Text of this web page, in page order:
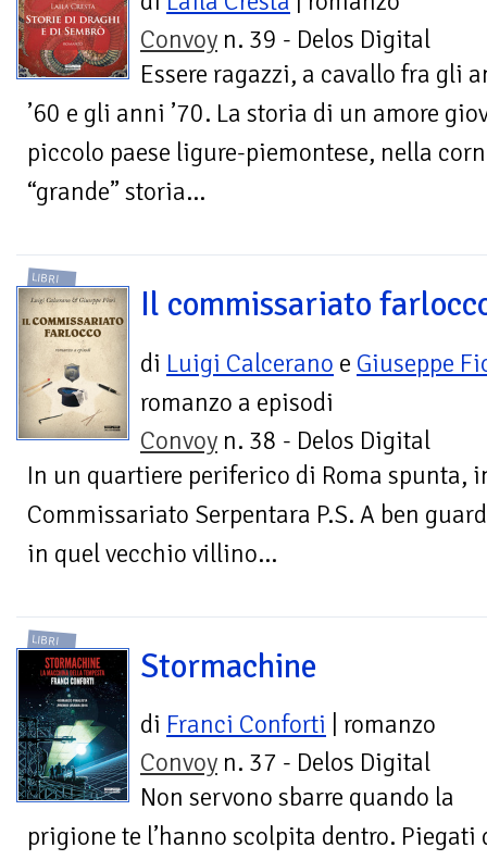
Convoy n. 39 - Delos Digital
Essere ragazzi, a cavallo fra gli
’60 e gli anni ’70. La storia di un amore
piccolo paese ligure-piemontese, nella
“grande” storia...
LIBRI
Il commissariato
di Luigi Calcerano e Giuseppe
romanzo a episodi
Convoy n. 38 - Delos Digital
In un quartiere periferico di Roma spunta,
Commissariato Serpentara P.S. A ben
in quel vecchio villino...
LIBRI
Stormachine
di Franci Conforti | romanzo
Convoy n. 37 - Delos Digital
Non servono sbarre quando la
prigione te l’hanno scolpita dentro.